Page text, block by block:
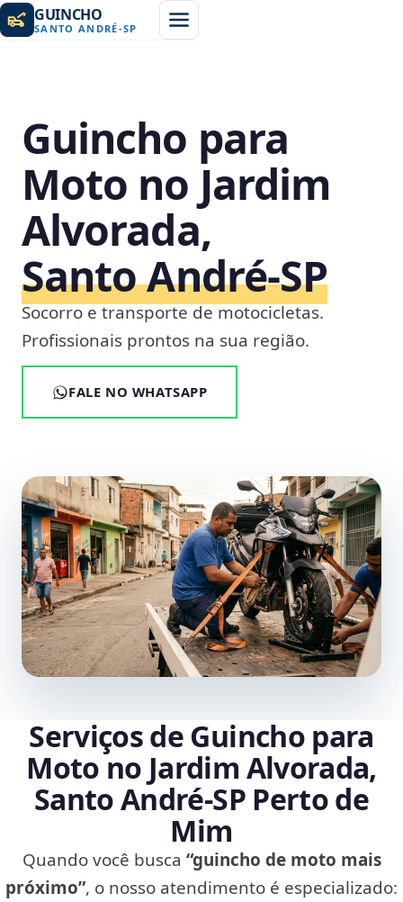
GUINCHO
SANTO ANDRÉ-SP
Guincho para
Moto no Jardim
Alvorada,
Santo André‑SP
Socorro e transporte de motocicletas.
Profissionais prontos na sua região.
FALE NO WHATSAPP
Serviços de Guincho para
Moto no Jardim Alvorada,
Santo André‑SP Perto de
Mim
Quando você busca “guincho de moto mais
próximo”, o nosso atendimento é especializado: